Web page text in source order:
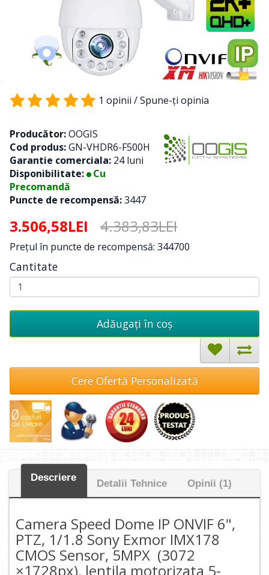
1 opinii /Spune-ţi opinia
Producător:OOGIS
Cod produs:GN-VHDR6-F500H
Garantie comerciala: 24 luni
Disponibilitate:
Cu
Precomandă
Puncte de recompensă:3447
3.506,58LEI 4.383,83LEI
Preţul în puncte de recompensă: 344700
Cantitate
Adăugați în coş
Cere Ofertă Personalizată
Descriere
Detalii Tehnice Opinii (1)
Camera Speed Dome IP ONVIF 6",
PTZ, 1/1.8 Sony Exmor IMX178
CMOS Sensor, 5MPX (3072
×1728px), lentila motorizata 5-